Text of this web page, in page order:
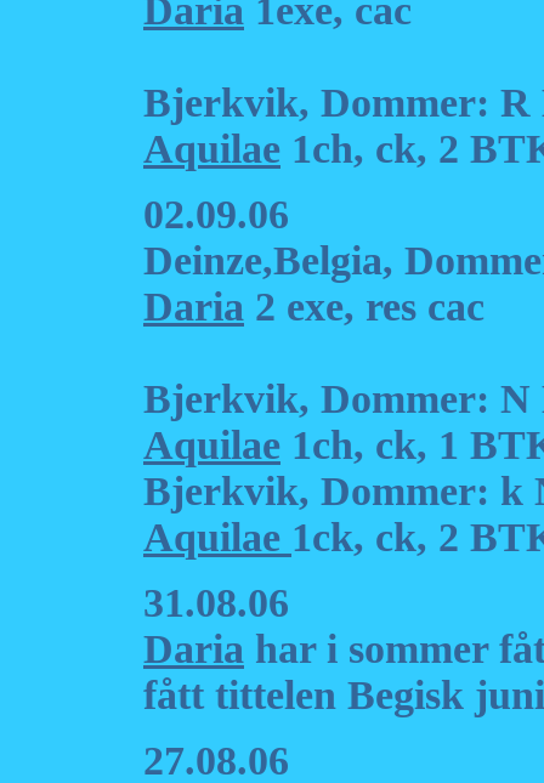
Daria 1exe, cac
Bjerkvik, Dommer: R
Aquilae 1ch, ck, 2
02.09.06
Deinze,Belgia,
Daria 2 exe, res cac
Bjerkvik, Dommer: N
Aquilae 1ch, ck, 1
Bjerkvik, Dommer: k
Aquilae 1ck, ck, 2
31.08.06
Daria har i sommer
fått tittelen Begisk
27.08.06